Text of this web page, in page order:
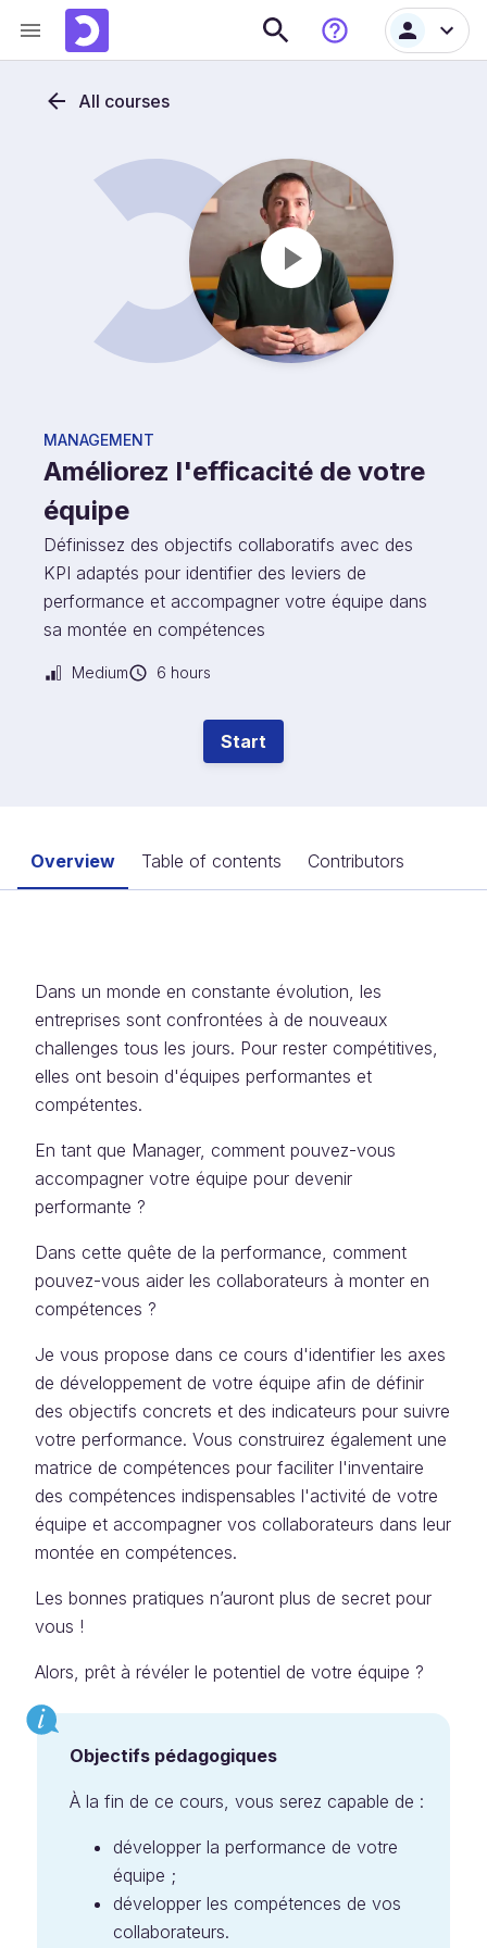
All courses
MANAGEMENT
Améliorez l'efficacité de votre
équipe
Définissez des objectifs collaboratifs avec des
KPI adaptés pour identifier des leviers de
performance et accompagner votre équipe dans
sa montée en compétences
Medium 6 hours
Start
Overview Table of contents Contributors
Dans un monde en constante évolution, les
entreprises sont confrontées à de nouveaux
challenges tous les jours. Pour rester compétitives,
elles ont besoin d'équipes performantes et
compétentes.
En tant que Manager, comment pouvez-vous
accompagner votre équipe pour devenir
performante ?
Dans cette quête de la performance, comment
pouvez-vous aider les collaborateurs à monter en
compétences ?
Je vous propose dans ce cours d'identifier les axes
de développement de votre équipe afin de définir
des objectifs concrets et des indicateurs pour suivre
votre performance. Vous construirez également une
matrice de compétences pour faciliter l'inventaire
des compétences indispensables l'activité de votre
équipe et accompagner vos collaborateurs dans leur
montée en compétences.
Les bonnes pratiques n’auront plus de secret pour
vous !
Alors, prêt à révéler le potentiel de votre équipe ?
Objectifs pédagogiques
À la fin de ce cours, vous serez capable de :
développer la performance de votre
équipe ;
développer les compétences de vos
collaborateurs.